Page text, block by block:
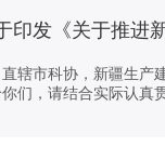
印发《关于推进
辖市科协，新疆生产
们，请结合实际认真